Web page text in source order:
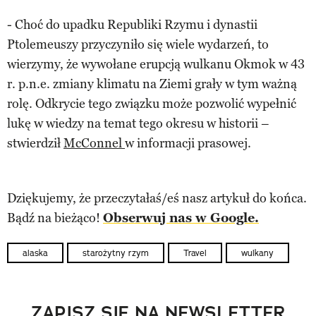
- Choć do upadku Republiki Rzymu i dynastii
Ptolemeuszy przyczyniło się wiele wydarzeń, to
wierzymy, że wywołane erupcją wulkanu Okmok w 43
r. p.n.e. zmiany klimatu na Ziemi grały w tym ważną
rolę. Odkrycie tego związku może pozwolić wypełnić
lukę w wiedzy na temat tego okresu w historii –
stwierdziłMcConnelw informacji prasowej.
Dziękujemy, że przeczytałaś/eś nasz artykuł do końca.
Bądź na bieżąco! Obserwuj nas w Google.
alaska starożytny rzym Travel wulkany